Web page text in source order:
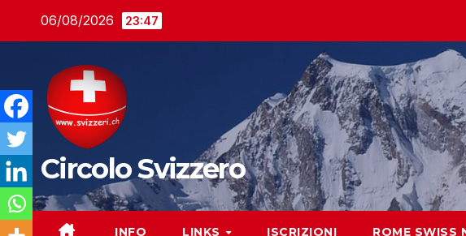
06/08/2026 23:47
Circolo Svizzero
INFO LINKS ISCRIZIONI ROME SWISS